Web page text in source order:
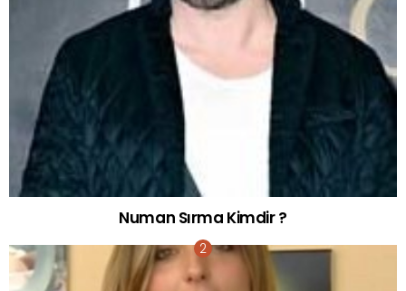
Numan Sırma Kimdir ?